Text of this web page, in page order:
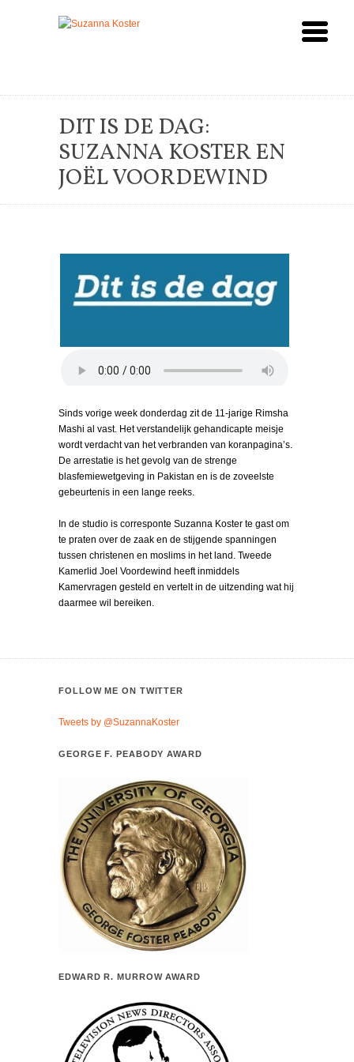
DIT IS DE DAG:
SUZANNA KOSTER EN
JOËL VOORDEWIND
Sinds vorige week donderdag zit de 11-jarige Rimsha
Mashi al vast. Het verstandelijk gehandicapte meisje
wordt verdacht van het verbranden van koranpagina’s.
De arrestatie is het gevolg van de strenge
blasfemiewetgeving in Pakistan en is de zoveelste
gebeurtenis in een lange reeks.
In de studio is corresponte Suzanna Koster te gast om
te praten over de zaak en de stijgende spanningen
tussen christenen en moslims in het land. Tweede
Kamerlid Joel Voordewind heeft inmiddels
Kamervragen gesteld en vertelt in de uitzending wat hij
daarmee wil bereiken.
FOLLOW ME ON TWITTER
Tweets by @SuzannaKoster
GEORGE F. PEABODY AWARD
EDWARD R. MURROW AWARD